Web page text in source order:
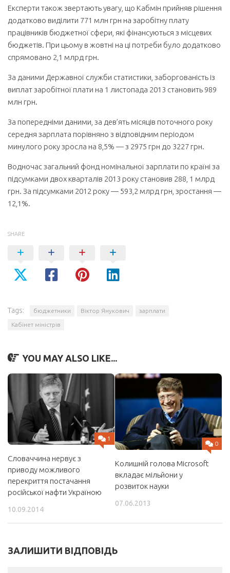
Експерти також звертають увагу, що Кабмін прийняв рішення
додатково виділити 771 млн грн на заробітну плату
працівників бюджетної сфери, які фінансуються з місцевих
бюджетів. При цьому в жовтні на ці потреби було додатково
спрямовано 2,1 млрд грн.
За даними Державної служби статистики, заборгованість із
виплат заробітної плати на 1 листопада 2013 становить 989
млн грн.
За попередніми даними, за дев’ять місяців поточного року
середня зарплата порівняно з відповідним періодом
минулого року зросла на 8,5% — з 2975 грн до 3227 грн.
Водночас загальний фонд номінальної зарплати по країні за
підсумками двох кварталів 2013 року становив 288, 1 млрд
грн. За підсумками 2012 року — 593,2 млрд грн, зростання —
12,1%.
SHARE
Tags: бюджетники Віктор Янукович зарплати
Кабінет міністрів
YOU MAY ALSO LIKE...
1
Словаччина нервує з
приводу можливого
перекриття постачання
російської нафти Україною
10.09.2014
0
Колишній голова Microsoft
вкладає мільйони у
розвиток науки
07.06.2013
ЗАЛИШИТИ ВІДПОВІДЬ